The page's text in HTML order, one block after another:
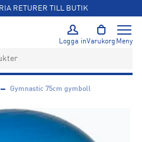
RETURER TILL BUTIK
Logga inVarukorg Meny
Gymnastic 75cm gymboll